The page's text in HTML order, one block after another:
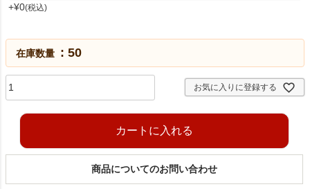
+¥0 税込
在庫数量 50
お気に入りに登録する
カートに入れる
商品についてのお問い合わせ